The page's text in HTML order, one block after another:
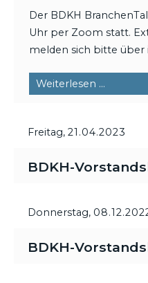
Der BDKH
Uhr per Zoom statt.
melden sich bitte über
Weiterlesen …
Messe
Freitag, 21.04.2023
BDKH-
Donnerstag,
BDKH-